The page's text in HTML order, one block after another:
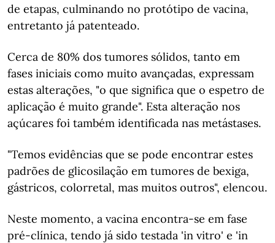
de etapas, culminando no protótipo de vacina,
entretanto já patenteado.
Cerca de 80% dos tumores sólidos, tanto em
fases iniciais como muito avançadas, expressam
estas alterações, "o que significa que o espetro de
aplicação é muito grande". Esta alteração nos
açúcares foi também identificada nas metástases.
"Temos evidências que se pode encontrar estes
padrões de glicosilação em tumores de bexiga,
gástricos, colorretal, mas muitos outros", elencou.
Neste momento, a vacina encontra-se em fase
pré-clínica, tendo já sido testada 'in vitro' e 'in